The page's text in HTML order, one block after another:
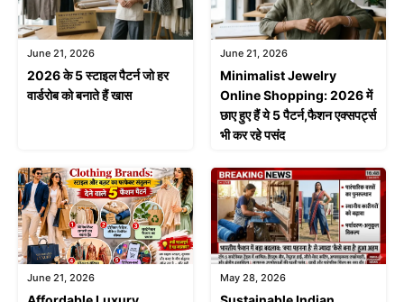
June 21, 2026
2026 के 5 स्टाइल पैटर्न जो हर
वार्डरोब को बनाते हैं खास
June 21, 2026
Minimalist Jewelry
Online Shopping: 2026 में
छाए हुए हैं ये 5 पैटर्न,फैशन एक्सपर्ट्स
भी कर रहे पसंद
June 21, 2026 May 28, 2026